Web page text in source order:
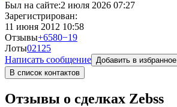
Был на сайте:2 июля 2026 07:27
Зарегистрирован:
11 июня 2012 10:58
Отзывы+6580−19
Лоты02125
Написать сообщение Добавить в избранное
В список контактов
Отзывы о сделках Zebss